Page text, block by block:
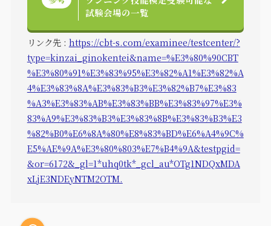
試験会場の一覧
リンク先 : https://cbt-s.com/examinee/testcenter/?
type=kinzai_ginokentei&name=%E3%80%90CBT
%E3%80%91%E3%83%95%E3%82%A1%E3%82%A
4%E3%83%8A%E3%83%B3%E3%82%B7%E3%83
%A3%E3%83%AB%E3%83%BB%E3%83%97%E3%
83%A9%E3%83%B3%E3%83%8B%E3%83%B3%E3
%82%B0%E6%8A%80%E8%83%BD%E6%A4%9C%
E5%AE%9A%E3%80%803%E7%B4%9A&testpgid=
&or=6172&_gl=1*uhq0tk*_gcl_au*OTg1NDQxMDA
xLjE3NDEyNTM2OTM.